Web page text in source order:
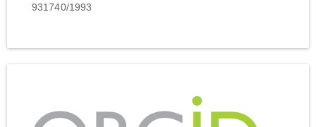
931740/1993